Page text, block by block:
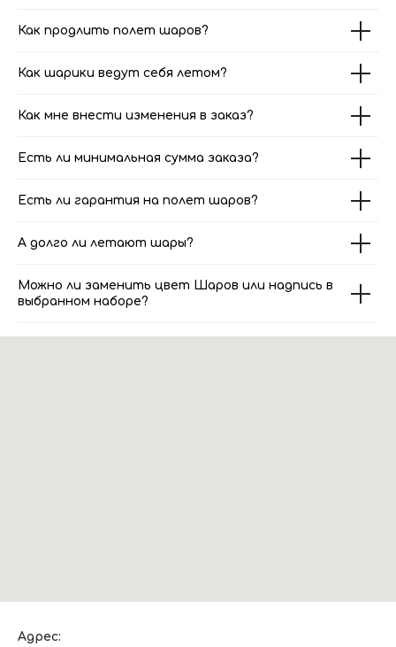
Как продлить полет шаров?
Как шарики ведут себя летом?
Как мне внести изменения в заказ?
Есть ли минимальная сумма заказа?
Есть ли гарантия на полет шаров?
А долго ли летают шары?
Можно ли заменить цвет Шаров или надпись в
выбранном наборе?
Адрес: